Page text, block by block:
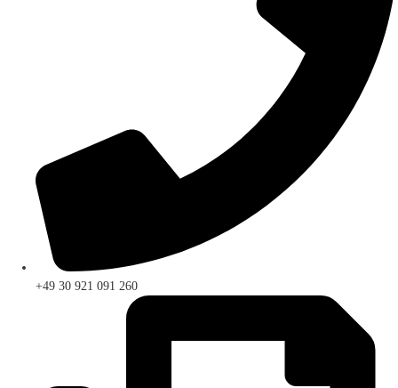
+49 30 921 091 260